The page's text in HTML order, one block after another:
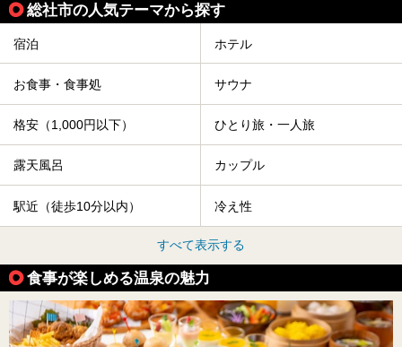
総社市の人気テーマから探す
宿泊 ホテル
お食事・食事処 サウナ
格安（1,000円以下） ひとり旅・一人旅
露天風呂 カップル
駅近（徒歩10分以内） 冷え性
すべて表示する
食事が楽しめる温泉の魅力